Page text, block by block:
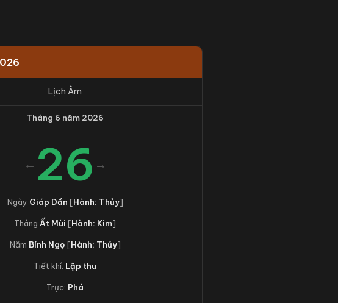
Lịch Âm
Tháng 6 năm 2026
← 26 →
Ngày Giáp Dần [Hành: Thủy]
Tháng Ất Mùi [Hành: Kim]
Năm Bính Ngọ [Hành: Thủy]
Tiết khí: Lập thu
Trực: Phá